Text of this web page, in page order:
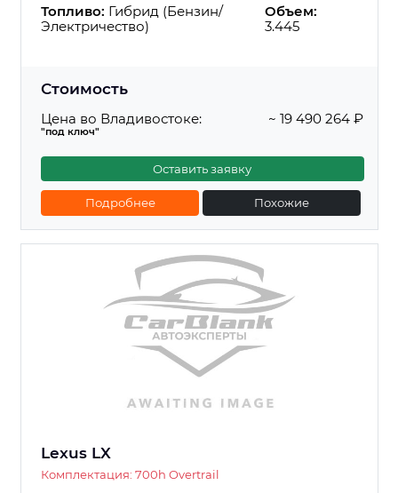
Топливо: Гибрид (Бензин/
Электричество)
Объем:
3.445
Стоимость
Цена во Владивостоке:
"под ключ"
~ 19 490 264 ₽
Оставить заявку
Подробнее Похожие
Lexus LX
Комплектация: 700h Overtrail